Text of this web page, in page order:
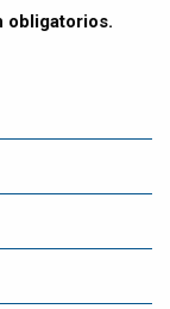
obligatorios.